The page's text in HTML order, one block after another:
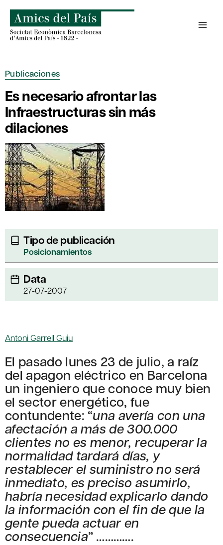
contenido
Publicaciones
Es necesario afrontar las
Infraestructuras sin más
dilaciones
Tipo de publicación
Posicionamientos
Data
27-07-2007
Antoni Garrell Guiu
El pasado lunes 23 de julio, a raíz
del apagon eléctrico en Barcelona
un ingeniero que conoce muy bien
el sector energético, fue
contundente: “una avería con una
afectación a más de 300.000
clientes no es menor, recuperar la
normalidad tardará días, y
restablecer el suministro no será
inmediato, es preciso asumirlo,
habría necesidad explicarlo dando
la información con el fin de que la
gente pueda actuar en
consecuencia” ………….